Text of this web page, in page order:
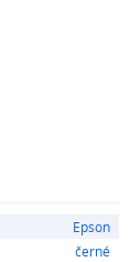
Epson
černé